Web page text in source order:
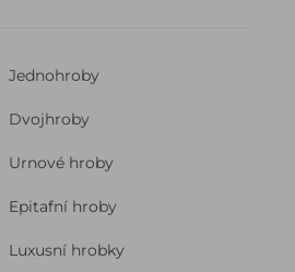
Jednohroby
Dvojhroby
Urnové hroby
Epitafní hroby
Luxusní hrobky